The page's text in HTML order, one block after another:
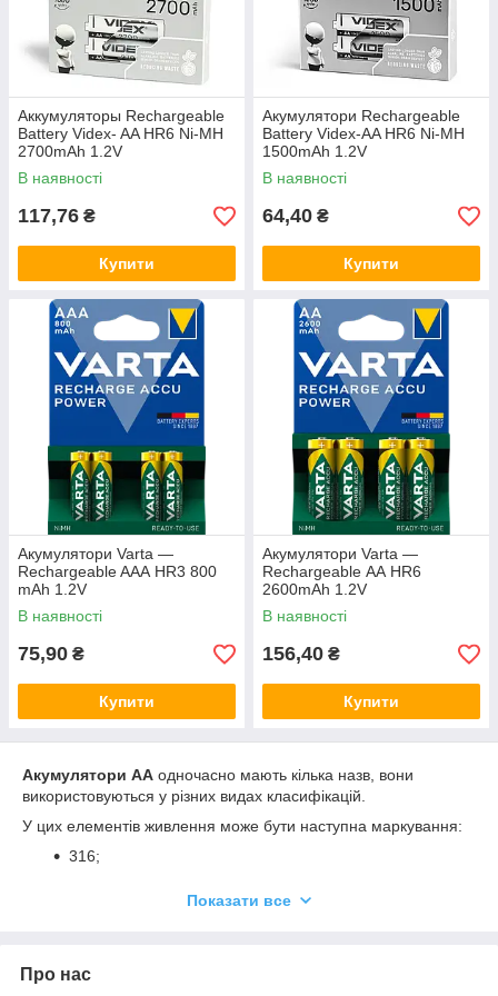
Аккумуляторы Rechargeable
Battery Videx- AA HR6 Ni-MH
2700mAh 1.2V
В наявності
117,76 ₴
Купити
Акумулятори Rechargeable
Battery Videx-AA HR6 Ni-MH
1500mAh 1.2V
В наявності
64,40 ₴
Купити
Акумулятори Varta —
Rechargeable AАА HR3 800
mAh 1.2V
В наявності
75,90 ₴
Купити
Акумулятори Varta —
Rechargeable АА HR6
2600mAh 1.2V
В наявності
156,40 ₴
Купити
Акумулятори АА одночасно мають кілька назв, вони
використовуються у різних видах класифікацій.
У цих елементів живлення може бути наступна маркування:
316;
Акумулятори;
Показати все
Про нас